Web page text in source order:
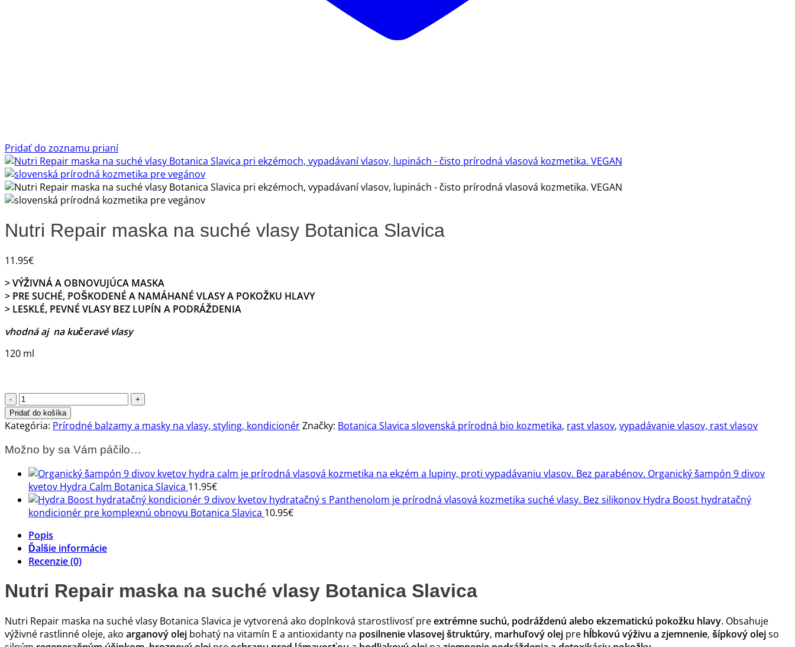
Pridať do zoznamu prianí
Nutri Repair maska na suché vlasy Botanica Slavica
11.95€
> VÝŽIVNÁ A OBNOVUJÚCA MASKA
> PRE SUCHÉ, POŠKODENÉ A NAMÁHANÉ VLASY A POKOŽKU HLAVY
> LESKLÉ, PEVNÉ VLASY BEZ LUPÍN A PODRÁŽDENIA
vhodná aj na kučeravé vlasy
120 ml
množstvo
Nutri
Repair
na
vlasy
Botanica
Slavica
Pridať do košíka
Kategória: Prírodné balzamy a masky na vlasy, styling, kondicionérZnačky: Botanica Slavica slovenská prírodná bio kozmetika, rast vlasov, vypadávanie vlasov, rast vlasov
Možno by sa Vám páčilo…
Organický šampón 9 divov
kvetov Hydra Calm Botanica Slavica 11.95€
Hydra Boost hydratačný
kondicionér pre komplexnú obnovu Botanica Slavica 10.95€
Popis
Ďalšie informácie
Recenzie (0)
Nutri Repair maska na suché vlasy Botanica Slavica
Nutri Repair maska na suché vlasy Botanica Slavica je vytvorená ako doplnková starostlivosť preextrémne suchú, podráždenú alebo ekzematickú pokožku hlavy. Obsahuje
výživné rastlinné oleje, ako arganový olej bohatý na vitamín E a antioxidanty na posilnenie vlasovej štruktúry, marhuľový olej pre hĺbkovú výživu a zjemnenie, šípkový olejso